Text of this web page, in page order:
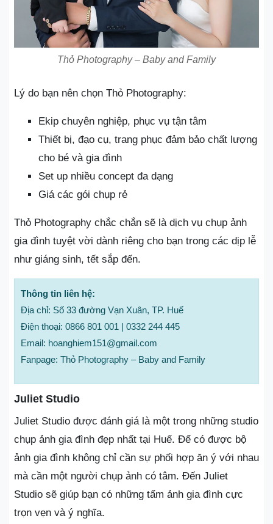
Thỏ Photography – Baby and Family
Lý do bạn nên chọn Thỏ Photography:
Ekip chuyên nghiệp, phục vụ tận tâm
Thiết bị, đạo cụ, trang phục đảm bảo chất lượng
cho bé và gia đình
Set up nhiều concept đa dạng
Giá các gói chụp rẻ
Thỏ Photography chắc chắn sẽ là dịch vụ chụp ảnh
gia đình tuyệt vời dành riêng cho bạn trong các dịp lễ
như giáng sinh, tết sắp đến.
Thông tin liên hệ:
Địa chỉ: Số 33 đường Vạn Xuân, TP. Huế
Điện thoại: 0866 801 001 | 0332 244 445
Email: hoanghiem151@gmail.com
Fanpage: Thỏ Photography – Baby and Family
Juliet Studio
Juliet Studio được đánh giá là một trong những studio
chụp ảnh gia đình đẹp nhất tại Huế. Để có được bộ
ảnh gia đình không chỉ cần sự phối hợp ăn ý với nhau
mà cần một người chụp ảnh có tâm. Đến Juliet
Studio sẽ giúp bạn có những tấm ảnh gia đình cực
trọn vẹn và ý nghĩa.